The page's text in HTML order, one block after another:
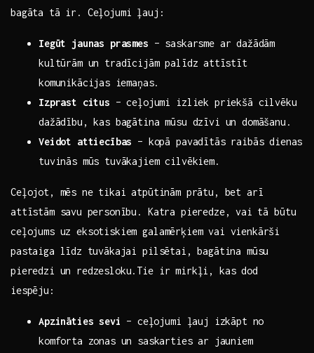
bagāta tā ir. Ceļojumi ļauj:
Iegūt ​jaunas prasmes – saskarsme ar dažādām
kultūrām un​ tradīcijām palīdz ⁤attīstīt‍
komunikācijas ⁣iemaņas.
Izprast citus – ceļojumi‌ izliek priekšā cilvēku‌
dažādību, kas bagātina mūsu dzīvi un ‍domāšanu.
Veidot attiecības – kopā pavadītās raibās dienas
​tuvinās mūs tuvākajiem cilvēkiem.
Ceļojot, mēs⁣ ne tikai atpūtinām prātu, bet arī
attīstām savu⁤ personību. ‍Katra pieredze, vai⁣ tā būtu
ceļojums uz eksotiskiem galamērķiem vai vienkārši
pastaiga līdz⁢ tuvākajai pilsētai, bagātina ​mūsu
pieredzi un redzesloku.Tie ir mirkļi, kas dod​
iespēju: ⁤ ‌
Apzināties⁢ sevi – ‌ceļojumi ļauj izkāpt no
komforta zonas un saskarties ar ⁢jauniem⁢